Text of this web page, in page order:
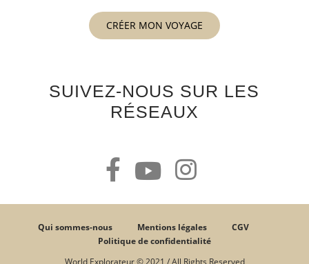
CRÉER MON VOYAGE
SUIVEZ-NOUS SUR LES
RÉSEAUX
Qui sommes-nous Mentions légales
CGV
Politique de confidentialité